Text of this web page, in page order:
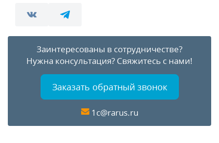
Заинтересованы в сотрудничестве?
Нужна консультация? Свяжитесь с нами!
Заказать обратный звонок
1c@rarus.ru